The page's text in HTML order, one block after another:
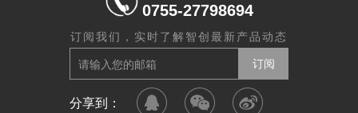
0755-27798694
订阅我们，实时了解智创最新产品动态
分享到：